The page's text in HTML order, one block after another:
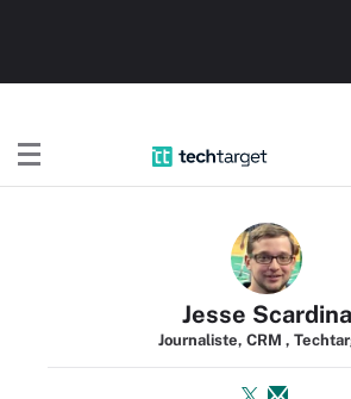
Jesse Scardina
Journaliste, CRM ,